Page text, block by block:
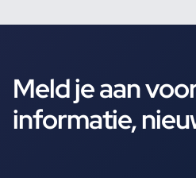
Meld je aan
informatie,